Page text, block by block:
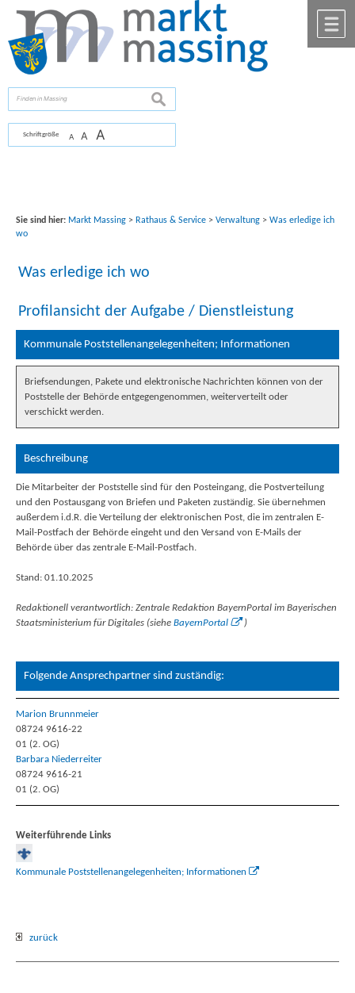
springen.
Schriftgröße A A A
suchen
Sie sind hier: Markt Massing> Rathaus & Service> Verwaltung> Was erledige ich
wo
Was erledige ich wo
Profilansicht der Aufgabe / Dienstleistung
Kommunale Poststellenangelegenheiten; Informationen
Briefsendungen, Pakete und elektronische Nachrichten können von der
Poststelle der Behörde entgegengenommen, weiterverteilt oder
verschickt werden.
Beschreibung
Die Mitarbeiter der Poststelle sind für den Posteingang, die Postverteilung
und den Postausgang von Briefen und Paketen zuständig. Sie übernehmen
außerdem i.d.R. die Verteilung der elektronischen Post, die im zentralen E-
Mail-Postfach der Behörde eingeht und den Versand von E-Mails der
Behörde über das zentrale E-Mail-Postfach.
Stand: 01.10.2025
Redaktionell verantwortlich: Zentrale Redaktion BayernPortal im Bayerischen
Staatsministerium für Digitales (siehe BayernPortal )
Folgende Ansprechpartner sind zuständig:
Marion Brunnmeier
08724 9616-22
01 (2. OG)
Barbara Niederreiter
08724 9616-21
01 (2. OG)
Weiterführende Links
Kommunale Poststellenangelegenheiten; Informationen
zurück